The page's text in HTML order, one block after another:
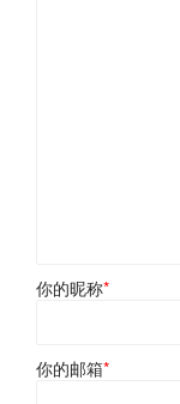
你的昵称*
你的邮箱*